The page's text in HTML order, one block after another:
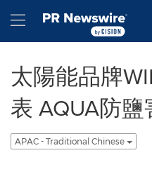
Hamburger menu
太陽能品牌
表 AQUA防
APAC - Traditional Chinese